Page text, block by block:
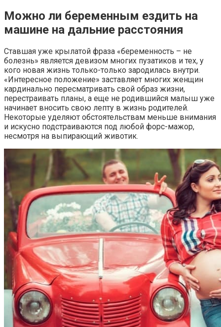
Можно ли беременным ездить на
машине на дальние расстояния
Ставшая уже крылатой фраза «беременность – не
болезнь» является девизом многих пузатиков и тех, у
кого новая жизнь только-только зародилась внутри.
«Интересное положение» заставляет многих женщин
кардинально пересматривать свой образ жизни,
перестраивать планы, а еще не родившийся малыш уже
начинает вносить свою лепту в жизнь родителей.
Некоторые уделяют обстоятельствам меньше внимания
и искусно подстраиваются под любой форс-мажор,
несмотря на выпирающий животик.